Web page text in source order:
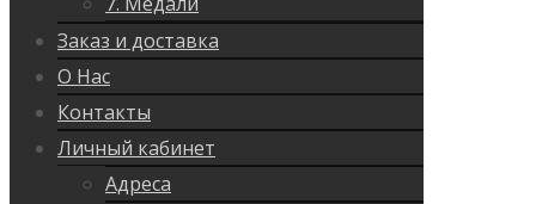
Заказ и доставка
О Нас
Контакты
Личный кабинет
Адреса